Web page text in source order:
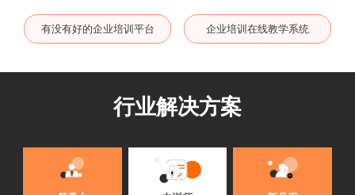
有没有好的企业培训平台 企业培训在线教学系统
行业解决方案